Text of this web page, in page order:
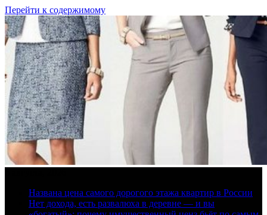
Перейти к содержимому
Названа цена самого дорогого этажа квартир в России
Нет дохода, есть развалюха в деревне — и вы